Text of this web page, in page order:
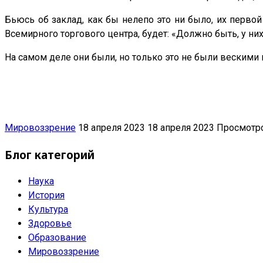
Бьюсь об заклад, как бы нелепо это ни было, их первой
Всемирного торгового центра, будет: «Должно быть, у
На самом деле они были, но только это не были вескими
Мировоззрение 18 апреля 2023 18 апреля 2023
Блог категорий
Наука
История
Культура
Здоровье
Образование
Мировоззрение